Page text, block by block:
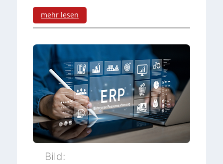
l
b
e
n
s
z
y
o
o
l
t
p
o
t
e
n
z
mehr lesen
:
D
e
s
e
d
Bild: